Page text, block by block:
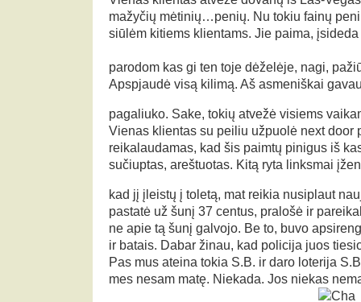
mažyčių mėtinių…penių. Nu tokiu fainų
siūlėm kitiems klientams. Jie paima,
parodom kas gi ten toje dėželėje, nagi,
Apspjaudė visą kilimą. Aš asmeniškai
pagaliuko. Sake, tokių atvežė visiems
Vienas klientas su peiliu užpuolė next door
reikalaudamas, kad šis paimtų pinigus iš
sučiuptas, areštuotas. Kitą ryta linksmai
kad jį įleistų į toletą, mat reikia nusiplaut
pastatė už šunį 37 centus, pralošė ir
ne apie tą šunį galvojo. Be to, buvo
ir batais. Dabar žinau, kad policija juos
Pas mus ateina tokia S.B. ir daro loterija
mes nesam matę. Niekada. Jos niekas